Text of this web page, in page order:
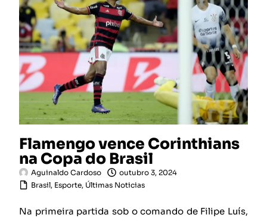
Flamengo vence Corinthians
na Copa do Brasil
Aguinaldo Cardoso
outubro 3, 2024
Brasil, Esporte, Últimas Noticias
Na primeira partida sob o comando de Filipe Luís,